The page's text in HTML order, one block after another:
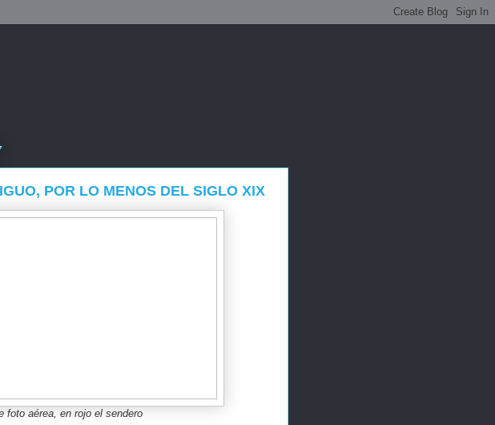
POR LO MENOS DEL SIGLO XIX
foto aérea, en rojo el sendero